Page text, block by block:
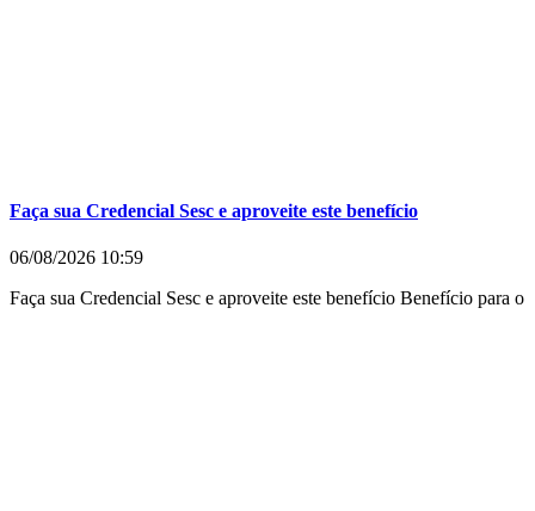
Faça sua Credencial Sesc e aproveite este benefício
06/08/2026 10:59
Faça sua Credencial Sesc e aproveite este benefício Benefício para o